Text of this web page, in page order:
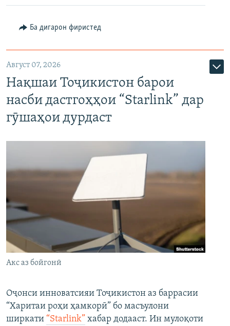
Ба дигарон фиристед
Август 07, 2026
Нақшаи Тоҷикистон барои
насби дастгоҳҳои “Starlink” дар
гӯшаҳои дурдаст
Акс аз бойгонӣ
Оҷонси инноватсияи Тоҷикистон аз баррасии
“Харитаи роҳи ҳамкорӣ” бо масъулони
ширкати “Starlink” хабар додааст. Ин мулоқоти